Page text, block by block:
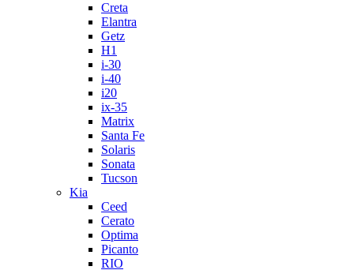
Creta
Elantra
Getz
H1
i-30
i-40
i20
ix-35
Matrix
Santa Fe
Solaris
Sonata
Tucson
Kia
Ceed
Cerato
Optima
Picanto
RIO